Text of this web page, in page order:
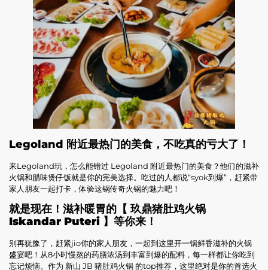
Legoland 附近最热门的美食，不吃真的亏大了！
来Legoland玩，怎么能错过 Legoland 附近最热门的美食？他们的滋补
火锅和腊味煲仔饭就是你的完美选择。吃过的人都说“syok到爆”，赶紧带
家人朋友一起打卡，体验这锅传奇火锅的魅力吧！
就是现在！滋补暖胃的【 玖鼎猪肚鸡火锅
Iskandar Puteri 】等你来！
别再犹豫了，赶紧jio你的家人朋友，一起到这里开一锅鲜香滋补的火锅
盛宴吧！从8小时慢熬的药膳浓汤到丰富到爆的配料，每一样都让你吃到
忘记烦恼。作为 新山 JB 猪肚鸡火锅 的top推荐，这里绝对是你的首选火